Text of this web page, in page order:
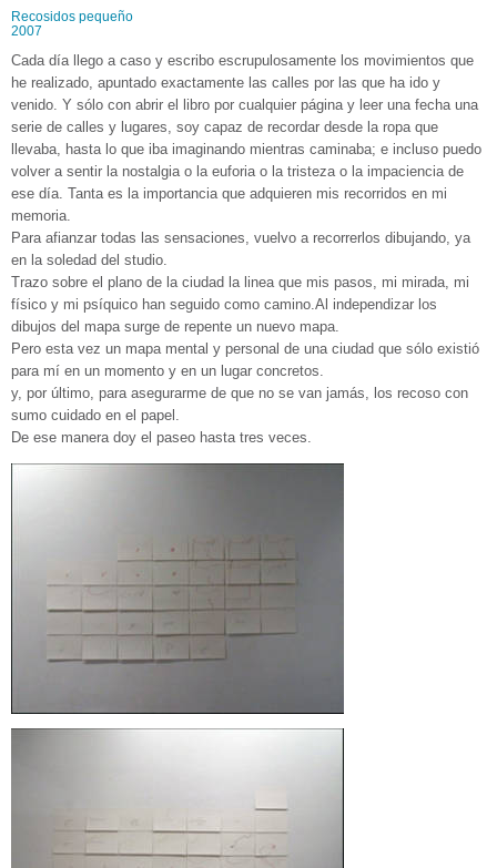
Recosidos pequeño
2007
Cada día llego a caso y escribo escrupulosamente los movimientos que
he realizado, apuntado exactamente las calles por las que ha ido y
venido. Y sólo con abrir el libro por cualquier página y leer una fecha una
serie de calles y lugares, soy capaz de recordar desde la ropa que
llevaba, hasta lo que iba imaginando mientras caminaba; e incluso puedo
volver a sentir la nostalgia o la euforia o la tristeza o la impaciencia de
ese día. Tanta es la importancia que adquieren mis recorridos en mi
memoria.
Para afianzar todas las sensaciones, vuelvo a recorrerlos dibujando, ya
en la soledad del studio.
Trazo sobre el plano de la ciudad la linea que mis pasos, mi mirada, mi
físico y mi psíquico han seguido como camino.Al independizar los
dibujos del mapa surge de repente un nuevo mapa.
Pero esta vez un mapa mental y personal de una ciudad que sólo existió
para mí en un momento y en un lugar concretos.
y, por último, para asegurarme de que no se van jamás, los recoso con
sumo cuidado en el papel.
De ese manera doy el paseo hasta tres veces.